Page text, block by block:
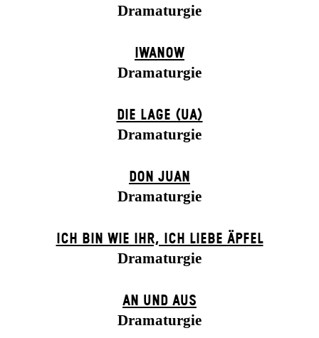
Dramaturgie
IWANOW
Dramaturgie
DIE LAGE (UA)
Dramaturgie
DON JUAN
Dramaturgie
ICH BIN WIE IHR, ICH LIEBE ÄPFEL
Dramaturgie
AN UND AUS
Dramaturgie